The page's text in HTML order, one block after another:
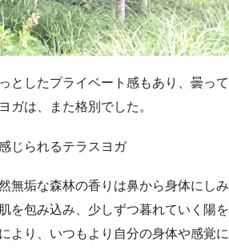
としたプライベート感もあり、曇って
ガは、また格別でした。
じられるテラスヨガ
無垢な森林の香りは鼻から身体にしみ
を包み込み、少しずつ暮れていく陽を
より、いつもより自分の身体や感覚に